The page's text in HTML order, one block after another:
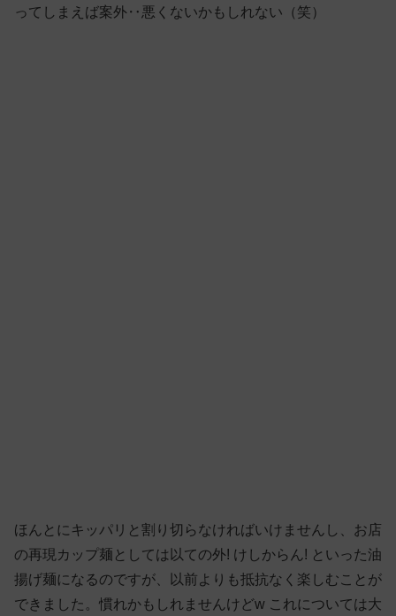
ってしまえば案外‥悪くないかもしれない（笑）
ほんとにキッパリと割り切らなければいけませんし、お店
の再現カップ麺としては以ての外! けしからん! といった油
揚げ麺になるのですが、以前よりも抵抗なく楽しむことが
できました。慣れかもしれませんけどw これについては大